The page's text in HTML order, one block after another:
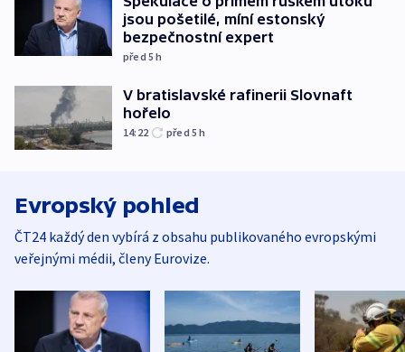
jsou pošetilé, míní estonský
bezpečnostní expert
před 5h
V bratislavské rafinerii Slovnaft
hořelo
14:22 před 5h
Evropský pohled
ČT24 každý den vybírá z obsahu publikovaného evropskými
veřejnými médii, členy Eurovize.